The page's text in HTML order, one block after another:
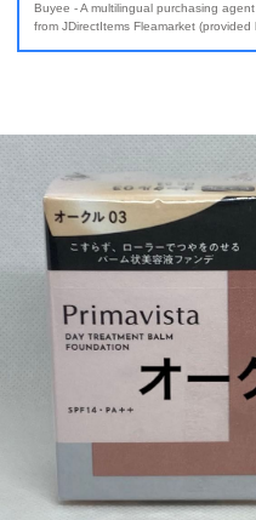
Buyee - A multilingual purchasing
from JDirectItems Fleamarket (provided